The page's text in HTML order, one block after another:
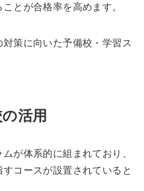
とが合格率を高めます。
策に向いた予備校・学習ス
活用
が体系的に組まれており、
コースが設置されていると